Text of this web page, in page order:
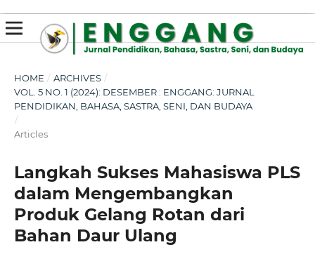
HOME / ARCHIVES /
VOL. 5 NO. 1 (2024): DESEMBER : ENGGANG: JURNAL
PENDIDIKAN, BAHASA, SASTRA, SENI, DAN BUDAYA
/
Articles
Langkah Sukses Mahasiswa PLS
dalam Mengembangkan
Produk Gelang Rotan dari
Bahan Daur Ulang